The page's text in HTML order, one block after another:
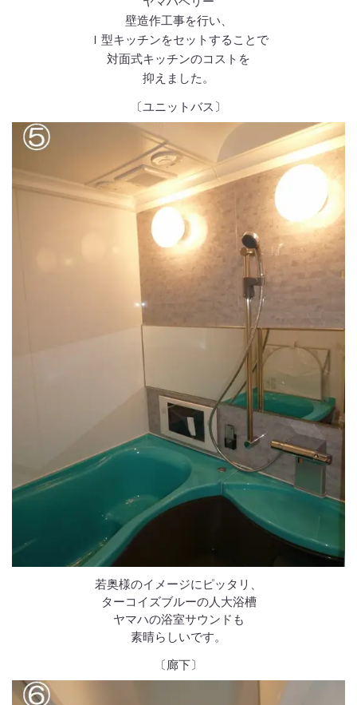
壁造作工事を行い、
Ｉ型キッチンをセットすることで
対面式キッチンのコストを
抑えました。
〔ユニットバス〕
若奥様のイメージにピッタリ、
ターコイズブルーの人大浴槽
ヤマハの浴室サウンドも
素晴らしいです。
〔廊下〕